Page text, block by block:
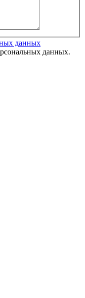
данных
данных.